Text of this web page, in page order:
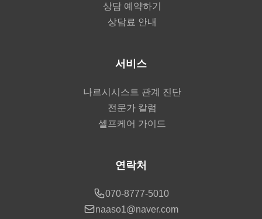
상담 예약하기
상담료 안내
서비스
나르시시스트 관계 진단
전문가 칼럼
셀프케어 가이드
연락처
070-8777-5010
naaso1@naver.com